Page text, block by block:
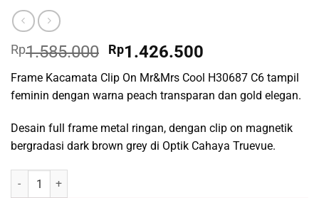
Rp1.585.000 Original
price
was:
Rp1.585.000.
Rp1.426.500
price
is:
Rp1.426.500.
Frame Kacamata Clip On Mr&Mrs Cool H30687 C6 tampil
feminin dengan warna peach transparan dan gold elegan.
Desain full frame metal ringan, dengan clip on magnetik
bergradasi dark brown grey di Optik Cahaya Truevue.
Frame Kacamata Clip On Mr&Mrs Cool H30687 C6 quantity